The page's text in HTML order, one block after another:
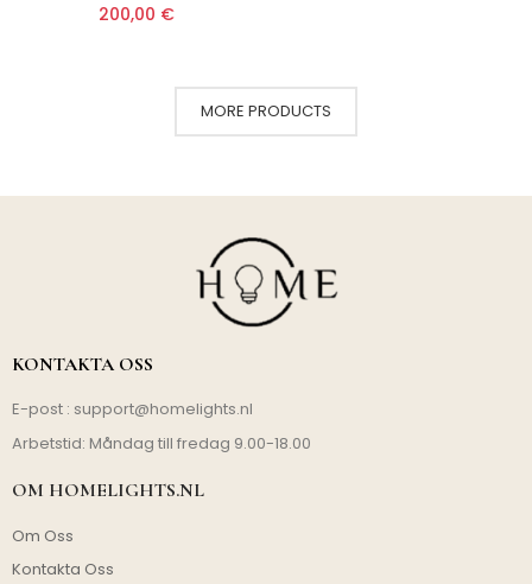
200,00 €
MORE PRODUCTS
KONTAKTA OSS
E-post : support@homelights.nl
Arbetstid: Måndag till fredag 9.00-18.00
OM HOMELIGHTS.NL
Om Oss
Kontakta Oss